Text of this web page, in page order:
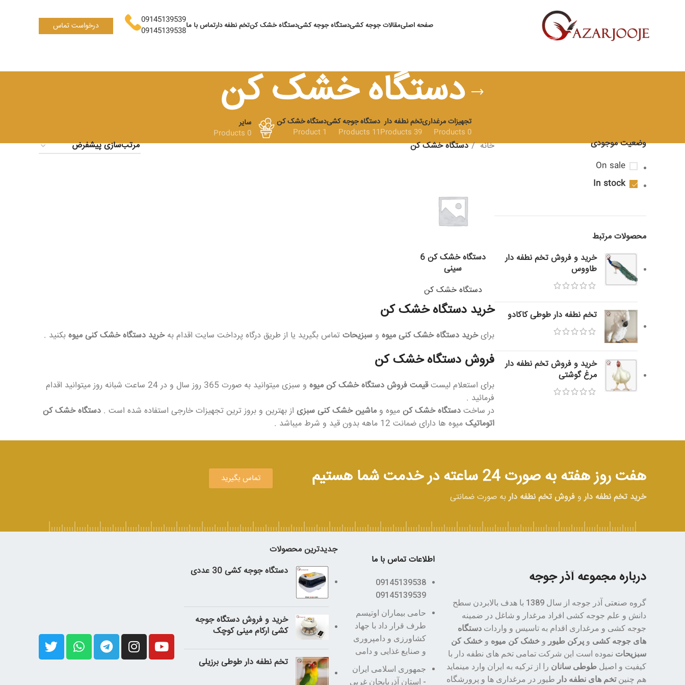
صفحه اصلیمقالات جوجه کشیدستگاه جوجه کشیدستگاه خشک کنتخم نطفه دارتماس با ما09145139539
09145139538
درخواست تماس
دستگاه خشک کن
تجهیزات مرغداری
0 Products
تخم نطفه دار
39 Products
دستگاه جوجه کشی
11 Products
دستگاه خشک کن
1 Product
سایر
0 Products
وضعیت موجودی
On sale
In stock
محصولات مرتبط
خرید و فروش تخم نطفه دار
طاووس
تخم نطفه دار طوطی کاکادو
خرید و فروش تخم نطفه دار
مرغ گوشتی
خانه دستگاه خشک کن
دستگاه خشک کن 6
سینی
دستگاه خشک کن
خرید دستگاه خشک کن
برایخرید دستگاه خشک کنی میوه و سبزیحات تماس بگیرید یا از طریق درگاه پرداخت سایت اقدام بهخرید دستگاه خشک کنی میوه بکنید .
فروش دستگاه خشک کن
برای استعلام لیستقیمت فروش دستگاه خشک کن میوه
و سبزی میتوانید به صورت 365 روز سال و در 24 ساعت شبانه روز میتوانید اقدام
فرمائید .
در ساخت دستگاه خشک کن میوه و ماشین خشک کنی سبزی از بهترین و بروز ترین تجهیزات خارجی استفاده شده است . دستگاه خشک کن
اتوماتیک میوه ها دارای ضمانت 12 ماهه بدون قید و شرط میباشد .
هفت روز هفته به صورت 24 ساعته در خدمت شما هستیم
خرید تخم نطفه دار و فروش تخم نطفه دار به صورت ضمانتی
تماس بگیرید
درباره مجموعه آذر جوجه
گروه صنعتی آذر جوجه از سال 1389 با هدف بالابردن سطح
دانش و علم جوجه کشی افراد مرغدار و شاغل در ضمینه
جوجه کشی و مرغداری اقدام به تاسیس و واردات دستگاه
های جوجه کشی و پرکن طیور و خشک کن میوه و خشک کن
سبزیحات نموده است این شرکت تمامی تخم های نطفه دار با
کیفیت و اصیل طوطی سانان را از ترکیه به ایران وارد مینماید
هم چنینتخم های نطفه دار طیور در مرغداری ها و پرورشگاه
اطلاعات تماس با ما
09145139538
09145139539
حامی بیماران اوتیسم
طرف قرار داد با جهاد
کشاورزی و دامپروری
و صنایع غذایی و دامی
جمهوری اسلامی ایران
- استان آذربایجان غربی
جدیدترین محصولات
دستگاه جوجه کشی 30 عددی
خرید و فروش دستگاه جوجه
کشی ارکام مینی کوچک
تخم نطفه دار طوطی برزیلی